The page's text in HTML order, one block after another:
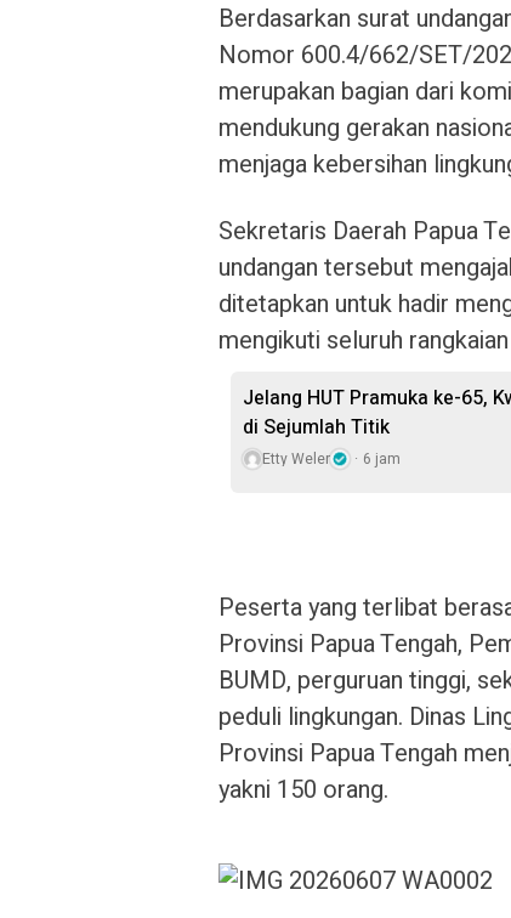
Berdasarkan surat
Nomor 600.4/662/SET/
merupakan bagian dari
mendukung gerakan
menjaga kebersihan
Sekretaris Daerah Papua
undangan tersebut
ditetapkan untuk hadir
mengikuti seluruh
Jelang HUT Pramuka ke-65,
di Sejumlah Titik
Etty Weler 6 jam
Peserta yang terlibat
Provinsi Papua Tengah,
BUMD, perguruan tinggi,
peduli lingkungan. Dinas
Provinsi Papua Tengah
yakni 150 orang.